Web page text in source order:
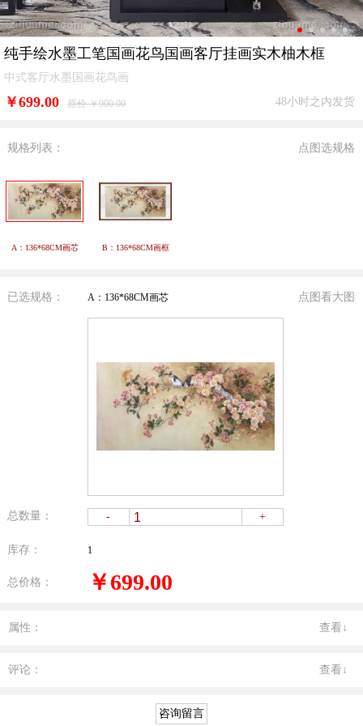
纯手绘水墨工笔国画花鸟国画客厅挂画实木柚木框
中式客厅水墨国画花鸟画
￥699.00 原价:￥900.00 48小时之内发货
规格列表： 点图选规格
A：136*68CM画芯 B：136*68CM画框
已选规格： A：136*68CM画芯 点图看大图
总数量： - +
库存： 1
总价格： ￥699.00
属性： 查看↓
评论： 查看↓